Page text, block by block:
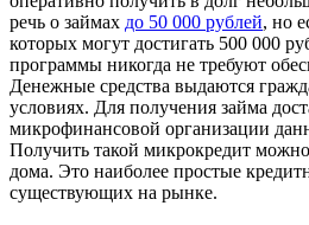
речь о займах до 50 000 рублей, но
которых могут достигать 500 000
программы никогда не требуют
Денежные средства выдаются
условиях. Для получения займа
микрофинансовой организации
Получить такой микрокредит
дома. Это наиболее простые
существующих на рынке.